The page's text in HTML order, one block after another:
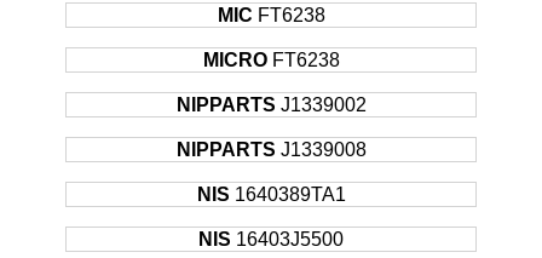
MIC FT6238
MICRO FT6238
NIPPARTS J1339002
NIPPARTS J1339008
NIS 1640389TA1
NIS 16403J5500